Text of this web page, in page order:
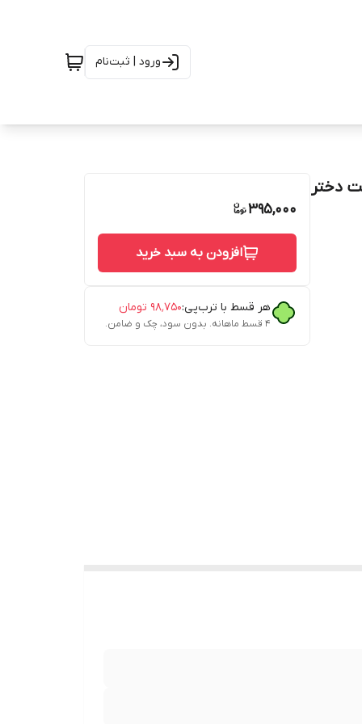
ورود | ثبت‌نام
دختر
395,000
افزودن به سبد خرید
هر قسط با ترب‌پی:۹۸٬۷۵۰ تومان
۴ قسط ماهانه. بدون سود، چک و ضامن.